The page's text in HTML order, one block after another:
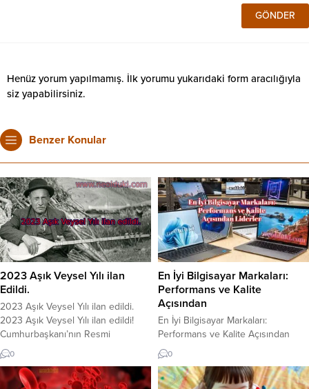
Henüz yorum yapılmamış. İlk yorumu yukarıdaki form aracılığıyla
siz yapabilirsiniz.
Benzer Konular
2023 Aşık Veysel Yılı ilan
Edildi.
2023 Aşık Veysel Yılı ilan edildi.
2023 Aşık Veysel Yılı ilan edildi!
Cumhurbaşkanı’nın Resmi
Gazete‘de yayımladığı genelge ile
ilan edildi. Cumhurbaşkanı Recep
Tayyip Erdoğan, 2023’ü Aşık
0
En İyi Bilgisayar Markaları:
Performans ve Kalite
Açısından
En İyi Bilgisayar Markaları:
Performans ve Kalite Açısından
Liderler Bilgisayarlar, günümüzde
hayatımızın vazgeçilmez bir parçası
haline gelmiştir. İş, eğlence, iletişim,
0